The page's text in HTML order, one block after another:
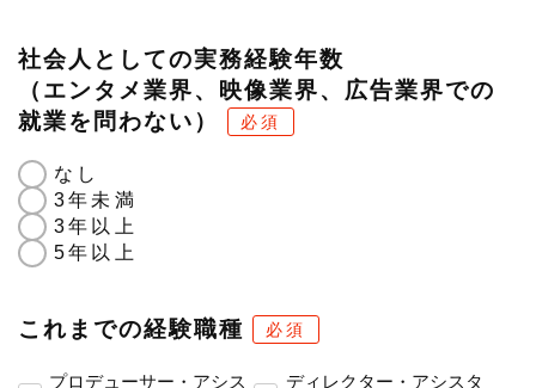
社会人としての実務経験年数
（エンタメ業界、映像業界、広告業界での
就業を問わない）
必須
なし
3年未満
3年以上
5年以上
これまでの経験職種 必須
プロデューサー・アシス
ディレクター・アシスタ